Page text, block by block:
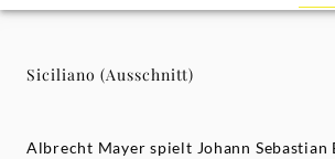
Mayer
Siciliano (Ausschnitt)
Albrecht Mayer spielt Johann Sebastian